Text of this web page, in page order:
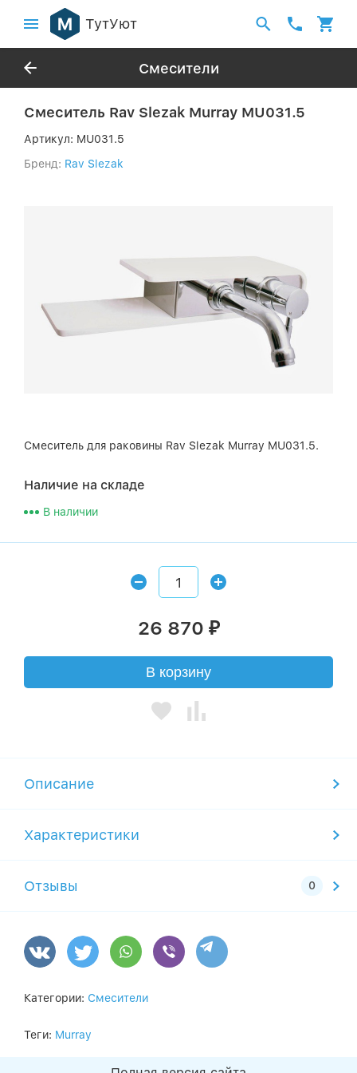
ТутУют
Смесители
Смеситель Rav Slezak Murray MU031.5
Артикул: MU031.5
Бренд: Rav Slezak
Смеситель для раковины Rav Slezak Murray MU031.5.
Наличие на складе
В наличии
26 870 ₽
В корзину
Описание
Характеристики
Отзывы
Категории: Смесители
Теги: Murray